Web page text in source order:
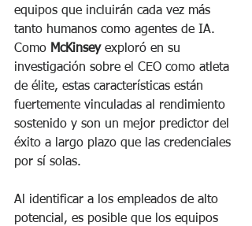
equipos que incluirán cada vez más
tanto humanos como agentes de IA.
Como McKinsey exploró en su
investigación sobre el CEO como atleta
de élite, estas características están
fuertemente vinculadas al rendimiento
sostenido y son un mejor predictor del
éxito a largo plazo que las credenciales
por sí solas.
Al identificar a los empleados de alto
potencial, es posible que los equipos